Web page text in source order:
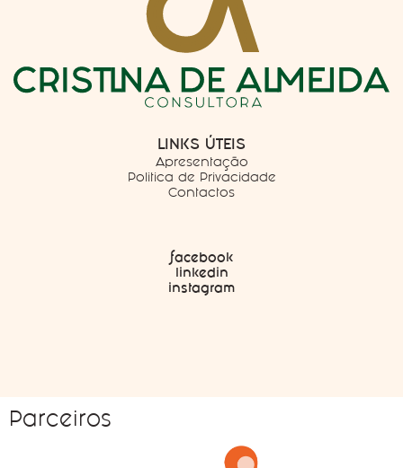
LINKS ÚTEIS
Apresentação
Politica de Privacidade
Contactos
facebook
linkedin
instagram
Parceiros